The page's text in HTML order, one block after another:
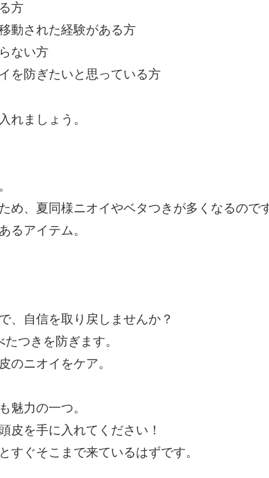
方
動された経験がある方
ない方
を防ぎたいと思っている方
れましょう。
め、夏同様ニオイやベタつきが多くなるので
るアイテム。
、自信を取り戻しませんか？
つきを防ぎます。
のニオイをケア。
魅力の一つ。
皮を手に入れてください！
すぐそこまで来ているはずです。